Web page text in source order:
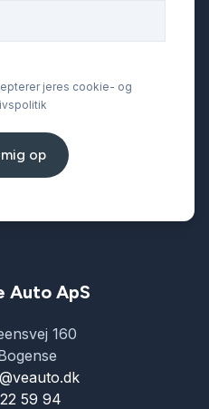
jeres cookie- og
op
Auto ApS
160
59 94